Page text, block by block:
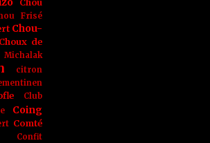
Chou
Frisé
Chou-
Choux de
citron
Club
Coing
Comté
Confit